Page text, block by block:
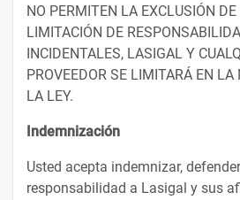
NO PERMITEN LA EXCLUSIÓN
LIMITACIÓN DE
INCIDENTALES, LASIGAL Y
PROVEEDOR SE LIMITARÁ EN
LA LEY.
Indemnización
Usted acepta indemnizar,
responsabilidad a Lasigal y sus